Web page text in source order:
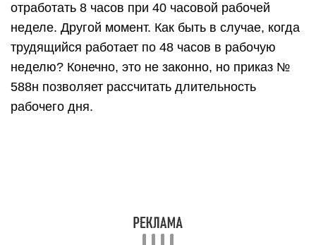
отработать 8 часов при 40 часовой рабочей
неделе. Другой момент. Как быть в случае, когда
трудящийся работает по 48 часов в рабочую
неделю? Конечно, это не законно, но приказ №
588н позволяет рассчитать длительность
рабочего дня.